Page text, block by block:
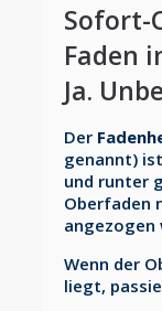
Sofort-
Faden
Ja.
Der
genannt)
und runter
Oberfaden
angezogen
Wenn der
liegt,